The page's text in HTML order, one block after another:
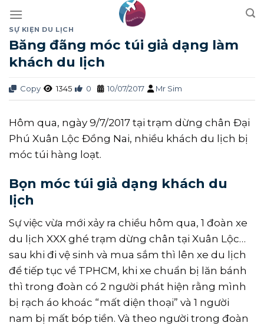
content
SỰ KIỆN DU LỊCH
Băng đãng móc túi giả dạng làm
khách du lịch
Copy 1345 0 10/07/2017 Mr Sim
Hôm qua, ngày 9/7/2017 tại trạm dừng chân Đại
Phú Xuân Lộc Đồng Nai, nhiều khách du lịch bị
móc túi hàng loạt.
Bọn móc túi giả dạng khách du
lịch
Sự việc vừa mới xảy ra chiều hôm qua, 1 đoàn xe
du lịch XXX ghé trạm dừng chân tại Xuân Lộc…
sau khi đi vệ sinh và mua sắm thì lên xe du lịch
để tiếp tục về TPHCM, khi xe chuẩn bị lăn bánh
thì trong đoàn có 2 người phát hiện rằng mình
bị rạch áo khoác “mất diện thoại” và 1 người
nam bị mất bóp tiền. Và theo người trong đoàn